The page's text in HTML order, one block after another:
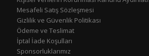
Mesafeli Satış Sözleşmesi
Gizlilik ve Güvenlik Politikası
Ödeme ve Teslimat
İptal İade Koşulları
Sponsorluklarımız